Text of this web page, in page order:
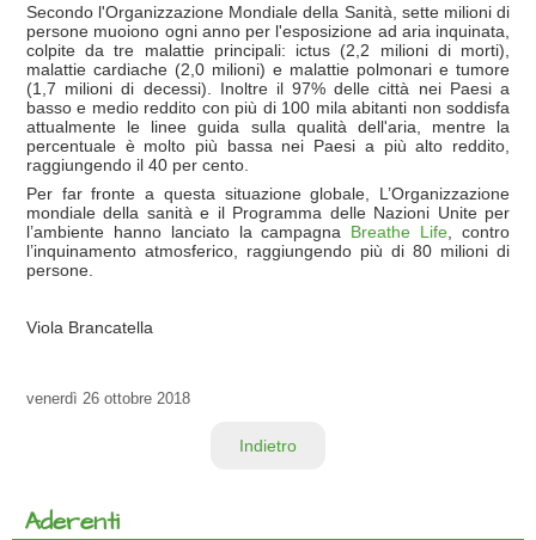
Secondo l'Organizzazione Mondiale della Sanità, sette milioni di
persone muoiono ogni anno per l'esposizione ad aria inquinata,
colpite da tre malattie principali: ictus (2,2 milioni di morti),
malattie cardiache (2,0 milioni) e malattie polmonari e tumore
(1,7 milioni di decessi). Inoltre il 97% delle città nei Paesi a
basso e medio reddito con più di 100 mila abitanti non soddisfa
attualmente le linee guida sulla qualità dell'aria, mentre la
percentuale è molto più bassa nei Paesi a più alto reddito,
raggiungendo il 40 per cento.
Per far fronte a questa situazione globale, L’Organizzazione
mondiale della sanità e il Programma delle Nazioni Unite per
l’ambiente hanno lanciato la campagna Breathe Life , contro
l’inquinamento atmosferico, raggiungendo più di 80 milioni di
persone.
Viola Brancatella
venerdì 26 ottobre 2018
Indietro
Aderenti